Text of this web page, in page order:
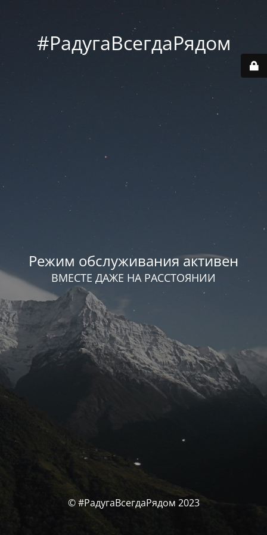
#РадугаВсегдаРядом
Режим обслуживания активен
ВМЕСТЕ ДАЖЕ НА РАССТОЯНИИ
© #РадугаВсегдаРядом 2023